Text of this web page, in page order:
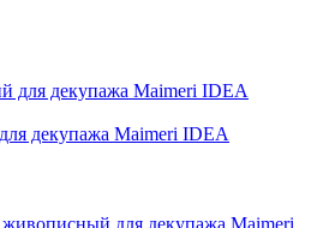
декупажа Maimeri IDEA